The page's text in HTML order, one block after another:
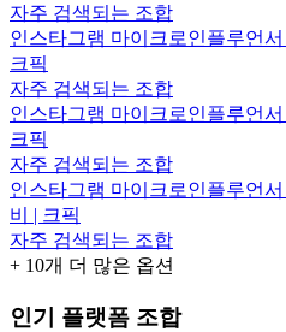
자주 검색되는 조합
인스타그램 마이크로인플루언
크픽
자주 검색되는 조합
인스타그램 마이크로인플루언
크픽
자주 검색되는 조합
인스타그램 마이크로인플루언
비 | 크픽
자주 검색되는 조합
+ 10개 더 많은 옵션
인기 플랫폼 조합